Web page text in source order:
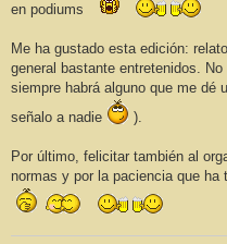
en podiums
Me ha gustado esta edición:
general bastante entretenidos.
siempre habrá alguno que me dé
señalo a nadie
).
Por último, felicitar también al
normas y por la paciencia que ha